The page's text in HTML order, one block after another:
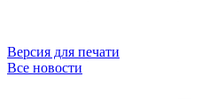
Версия для печати
Все новости